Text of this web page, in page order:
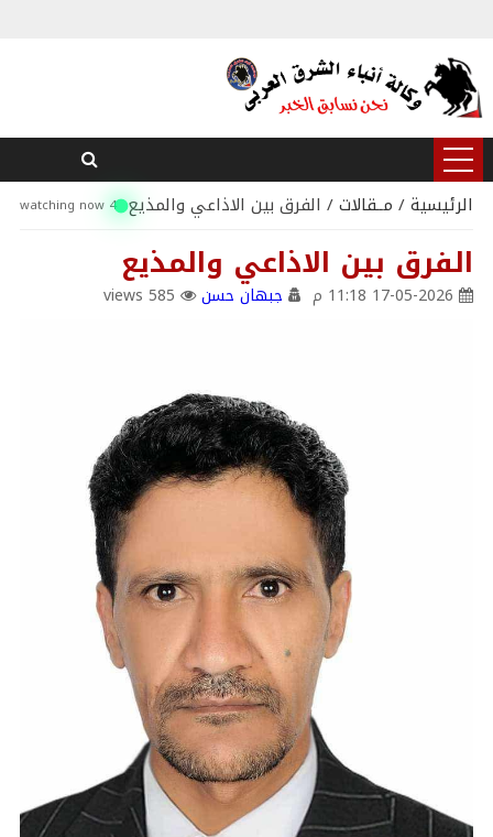
4 watching now الرئيسية/ مــقالات/ الفرق بين الاذاعي والمذيع
الفرق بين الاذاعي والمذيع
17-05-2026 11:18 م جبهان حسن 585 views